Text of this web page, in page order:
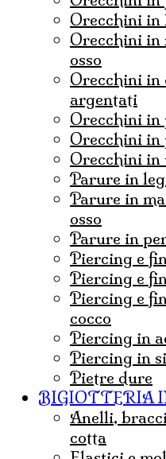
orecchini
orecchini in madreperla, conchiglia e
osso
orecchini in ottone, alpaca e metalli
argentati
orecchini
orecchini
orecchini
parure in
parure in madreperla, conchiglia e
osso
parure in
Piercing e
piercing e
piercing e finti piercing in legno e
cocco
Piercing in
Piercing in
Pietre dure
BIGIOTTERIA
Anelli, braccialetti e collane in lana
cotta